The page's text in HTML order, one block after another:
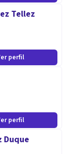
Tellez
perfil
perfil
Duque